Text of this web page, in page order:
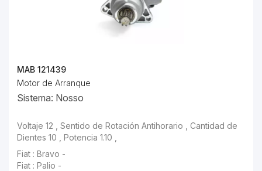
MAB 121439
Motor de Arranque
Sistema: Nosso
Voltaje 12 , Sentido de Rotación Antihorario , Cantidad de
Dientes 10 , Potencia 1.10 ,
Fiat : Bravo -
Fiat : Palio -